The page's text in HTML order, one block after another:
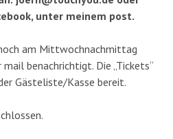
unter meinem post.
am Mittwochnachmittag
benachrichtigt. Die „Tickets“
Gästeliste/Kasse bereit.